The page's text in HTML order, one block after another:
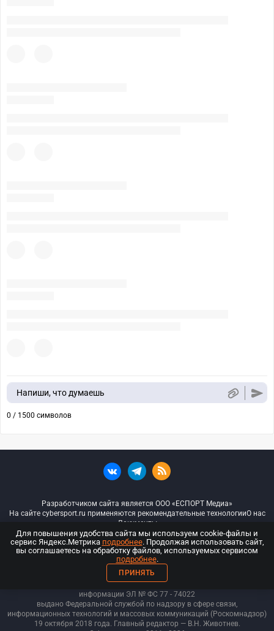
Напиши, что думаешь
0 / 1500 символов
Разработчиком сайта является ООО «ЕСПОРТ Медиа»
На сайте cybersport.ru применяются рекомендательные технологииО нас
Документы
© ООО «Киберспорт.ру» — Все права защищены
18+
ООО «Киберспорт.ру». Свидетельство о регистрации средств массовой
информации ЭЛ № ФС 77 - 74022
выдано Федеральной службой по надзору в сфере связи,
информационных технологий и массовых коммуникаций (Роскомнадзор)
19 октября 2018 года. Главный редактор — В.Н. Животнев.
Для повышения удобства сайта мы используем cookie-файлы и
сервис Яндекс.Метрика подробнее. Продолжая использовать сайт,
вы соглашаетесь на обработку файлов, используемых сервисом
подробнее.
ПРИНЯТЬ